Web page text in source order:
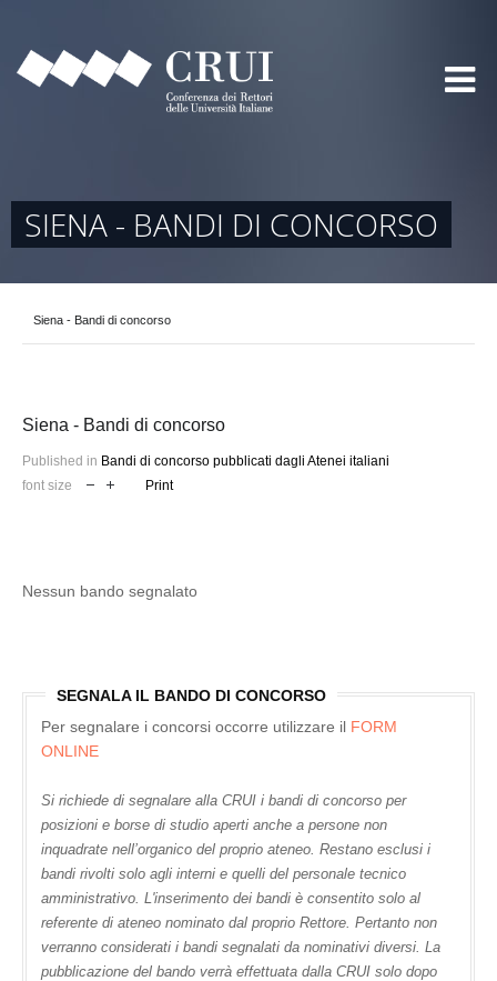
SIENA - BANDI DI CONCORSO
Siena - Bandi di concorso
Siena - Bandi di concorso
Published in Bandi di concorso pubblicati dagli Atenei italiani
font size
Print
Nessun bando segnalato
SEGNALA IL BANDO DI CONCORSO
Per segnalare i concorsi occorre utilizzare il FORM
ONLINE
Si richiede di segnalare alla CRUI i bandi di concorso per
posizioni e borse di studio aperti anche a persone non
inquadrate nell’organico del proprio ateneo. Restano esclusi i
bandi rivolti solo agli interni e quelli del personale tecnico
amministrativo. L'inserimento dei bandi è consentito solo al
referente di ateneo nominato dal proprio Rettore. Pertanto non
verranno considerati i bandi segnalati da nominativi diversi. La
pubblicazione del bando verrà effettuata dalla CRUI solo dopo